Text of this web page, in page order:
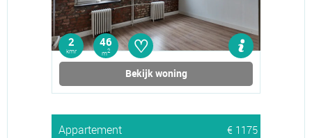
2
kmr
46
m2 ♡
Bekijk woning
Appartement
€ 1175